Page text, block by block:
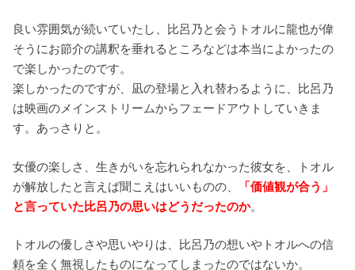
良い雰囲気が続いていたし、比呂乃と会うトオルに龍也が偉
そうにお節介の講釈を垂れるところなどは本当によかったの
で楽しかったのです。
楽しかったのですが、凪の登場と入れ替わるように、比呂乃
は映画のメインストリームからフェードアウトしていきま
す。あっさりと。
女優の楽しさ、生きがいを忘れられなかった彼女を、トオル
が解放したと言えば聞こえはいいものの、
「価値観が合う」
と言っていた比呂乃の思いはどうだったのか。
トオルの優しさや思いやりは、比呂乃の想いやトオルへの信
頼を全く無視したものになってしまったのではないか。